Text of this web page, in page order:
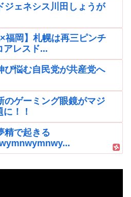
ジェネシス川田しょうが
福岡】札幌は再三ピンチ
アレスド...
び悩む自民党が共産党へ
のゲーミング眼鏡がマジ
！！
精で起きる